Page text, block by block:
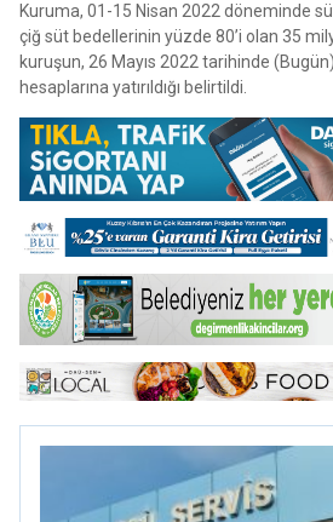
Kuruma, 01-15 Nisan 2022 döneminde
çiğ süt bedellerinin yüzde 80’i olan 35
kuruşun, 26 Mayıs 2022 tarihinde
hesaplarına yatırıldığı belirtildi.